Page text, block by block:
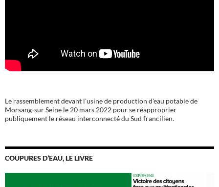
Le rassemblement devant l'usine de production d'eau potable de
Morsang-sur Seine le 20 mars 2022 pour se réapproprier
publiquement le réseau interconnecté du Sud francilien.
COUPURES D’EAU, LE LIVRE